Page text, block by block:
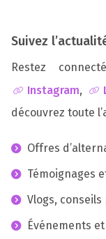
Suivez
Restez
Instagram,
découvrez toute
Offres
Témoignages
Vlogs,
Événements